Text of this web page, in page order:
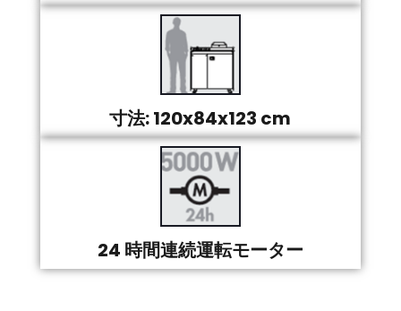
寸法: 120x84x123 cm
24 時間連続運転モーター